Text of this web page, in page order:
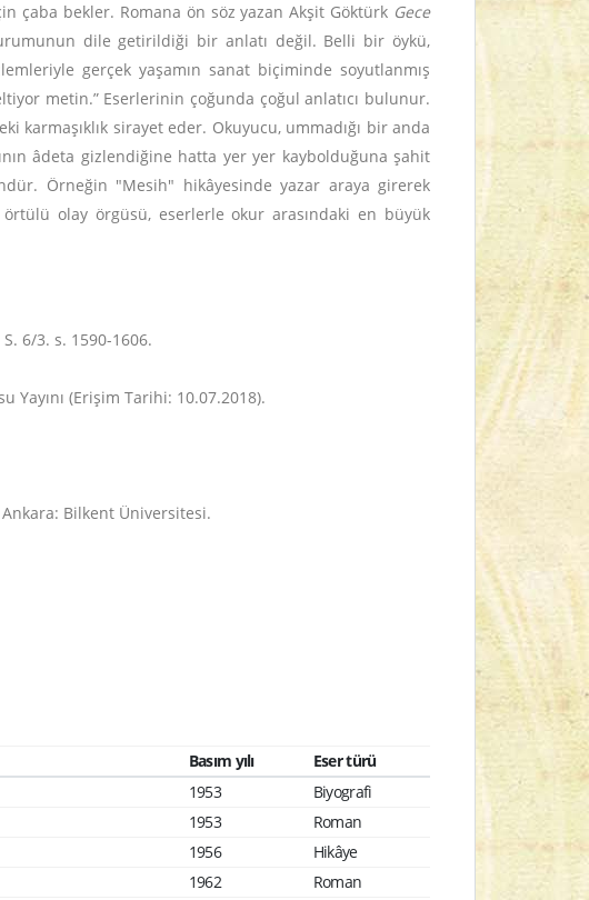
çaba bekler. Romana ön söz yazan Akşit Göktürk Gece
dile getirildiği bir anlatı değil. Belli bir öykü,
gerçek yaşamın sanat biçiminde soyutlanmış
metin.” Eserlerinin çoğunda çoğul anlatıcı bulunur.
sirayet eder. Okuyucu, ummadığı bir anda
âdeta gizlendiğine hatta yer yer kaybolduğuna şahit
Örneğin "Mesih" hikâyesinde yazar araya girerek
olay örgüsü, eserlerle okur arasındaki en büyük
S. 6/3. s. 1590-1606.
(Erişim Tarihi: 10.07.2018).
Bilkent Üniversitesi.
Basım yılı
Eser türü
1953
Biyografi
1953
Roman
1956
Hikâye
1962
Roman